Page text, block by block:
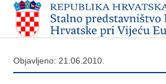
Objavljeno: 21.06.2010.